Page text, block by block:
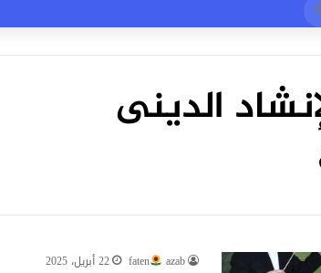
الدينى
faten azab 22 أبريل، 2025